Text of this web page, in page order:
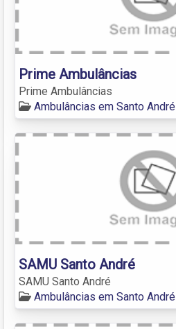
Prime Ambulâncias
Prime Ambulâncias
Ambulâncias em Santo André
SAMU Santo André
SAMU Santo André
Ambulâncias em Santo André